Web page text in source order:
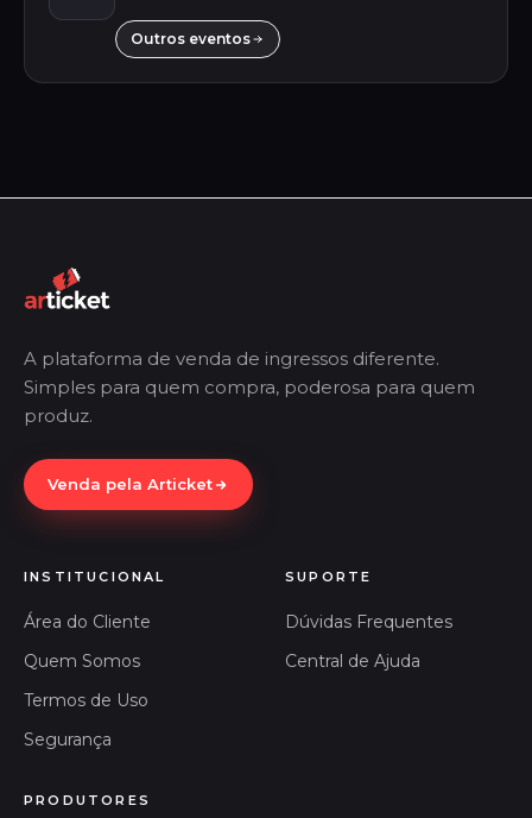
Outros eventos
A plataforma de venda de ingressos diferente.
Simples para quem compra, poderosa para quem
produz.
Venda pela Articket
INSTITUCIONAL
Área do Cliente
Quem Somos
Termos de Uso
Segurança
SUPORTE
Dúvidas Frequentes
Central de Ajuda
PRODUTORES